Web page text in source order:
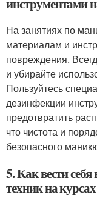
инструментами
На занятиях по
материалам и
повреждения.
и убирайте
Пользуйтесь
дезинфекции
предотвратить
что чистота и
безопасного
5. Как вести
техник на